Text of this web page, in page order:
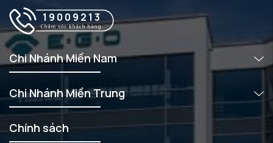
19009213
Chi Nhánh Miền Nam
Chi Nhánh Miền Trung
Chính sách